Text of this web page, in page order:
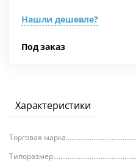
Нашли дешевле?
Под заказ
Характеристики
Торговая марка
Типоразмер